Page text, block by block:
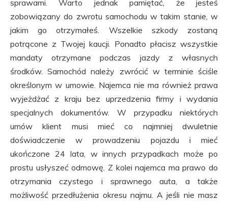
sprawami. Warto jednak pamiętać, że jesteś
zobowiązany do zwrotu samochodu w takim stanie, w
jakim go otrzymałeś. Wszelkie szkody zostaną
potrącone z Twojej kaucji. Ponadto płacisz wszystkie
mandaty otrzymane podczas jazdy z własnych
środków. Samochód należy zwrócić w terminie ściśle
określonym w umowie. Najemca nie ma również prawa
wyjeżdżać z kraju bez uprzedzenia firmy i wydania
specjalnych dokumentów. W przypadku niektórych
umów klient musi mieć co najmniej dwuletnie
doświadczenie w prowadzeniu pojazdu i mieć
ukończone 24 lata, w innych przypadkach może po
prostu usłyszeć odmowę. Z kolei najemca ma prawo do
otrzymania czystego i sprawnego auta, a także
możliwość przedłużenia okresu najmu. A jeśli nie masz